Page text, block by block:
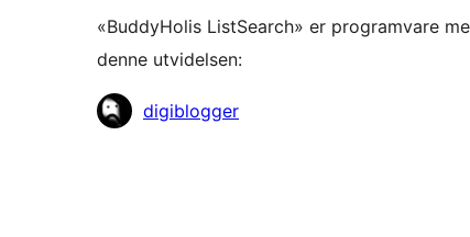
«BuddyHolis ListSearch» er programvare
denne utvidelsen:
Bidragsytere
digiblogger